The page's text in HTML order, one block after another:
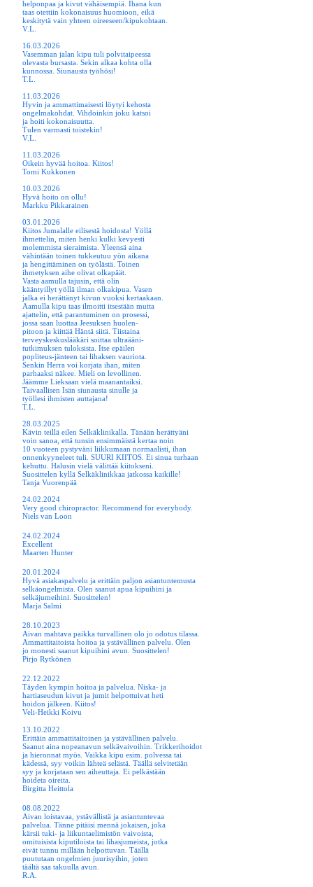
helponpaa ja kivut vähäisempiä. Ihana kun
taas otettiin kokonaisuus huomioon, eikä
keskitytä vain yhteen oireeseen/kipukohtaan.
V.L.
16.03.2026
Vasemman jalan kipu tuli polvitaipeessa
olevasta bursasta. Sekin alkaa kohta olla
kunnossa. Siunausta työhösi!
T.L.
11.03.2026
Hyvin ja ammattimaisesti löytyi kehosta
ongelmakohdat. Vihdoinkin joku katsoi
ja hoiti kokonaisuutta.
Tulen varmasti toistekin!
V.L.
11.03.2026
Oikein hyvää hoitoa. Kiitos!
Tomi Kukkonen
10.03.2026
Hyvä hoito on ollu!
Markku Pikkarainen
03.01.2026
Kiitos Jumalalle eilisestä hoidosta! Yöllä
ihmettelin, miten henki kulki kevyesti
molemmista sieraimista. Yleensä aina
vähintään toinen tukkeutuu yön aikana
ja hengittäminen on työlästä. Toinen
ihmetyksen aihe olivat olkapäät.
Vasta aamulla tajusin, että olin
kääntyillyt yöllä ilman olkakipua. Vasen
jalka ei herättänyt kivun vuoksi kertaakaan.
Aamulla kipu taas ilmoitti itsestään mutta
ajattelin, että parantuminen on prosessi,
jossa saan luottaa Jeesuksen huolen-
pitoon ja kiittää Häntä siitä. Tiistaina
terveyskeskuslääkäri soittaa ultraääni-
tutkimuksen tuloksista. Itse epäilen
popliteus-jänteen tai lihaksen vauriota.
Senkin Herra voi korjata ihan, miten
parhaaksi näkee. Mieli on levollinen.
Jäämme Lieksaan vielä maanantaiksi.
Taivaallisen Isän siunausta sinulle ja
työllesi ihmisten auttajana!
T.L.
28.03.2025
Kävin teillä eilen Selkäklinikalla. Tänään herättyäni
voin sanoa, että tunsin ensimmäistä kertaa noin
10 vuoteen pystyväni liikkumaan normaalisti, ihan
onnenkyyneleet tuli. SUURI KIITOS. Ei sinua turhaan
kehuttu. Halusin vielä välittää kiitokseni.
Suosittelen kyllä Selkäklinikkaa jatkossa kaikille!
Tanja Vuorenpää
24.02.2024
Very good chiropractor. Recommend for everybody.
Niels van Loon
24.02.2024
Excellent
Maarten Hunter
20.01.2024
Hyvä asiakaspalvelu ja erittäin paljon asiantuntemusta
selkäongelmista. Olen saanut apua kipuihini ja
selkäjumeihini. Suosittelen!
Marja Salmi
28.10.2023
Aivan mahtava paikka turvallinen olo jo odotus tilassa.
Ammattitaitoista hoitoa ja ystävällinen palvelu. Olen
jo monesti saanut kipuihini avun. Suosittelen!
Pirjo Rytkönen
22.12.2022
Täyden kympin hoitoa ja palvelua. Niska- ja
hartiaseudun kivut ja jumit helpottuivat heti
hoidon jälkeen. Kiitos!
Veli-Heikki Koivu
13.10.2022
Erittäin ammattitaitoinen ja ystävällinen palvelu.
Saanut aina nopeanavun selkävaivoihin. Trikkerihoidot
ja hieronnat myös. Vaikka kipu esim. polvessa tai
kädessä, syy voikin lähteä selästä. Täällä selvitetään
syy ja korjataan sen aiheuttaja. Ei pelkästään
hoideta oireita.
Birgitta Heittola
08.08.2022
Aivan loistavaa, ystävällistä ja asiantuntevaa
palvelua. Tänne pitäisi mennä jokaisen, joka
kärsii tuki- ja liikuntaelimistön vaivoista,
omituisista kiputiloista tai lihasjumeista, jotka
eivät tunnu millään helpottuvan. Täällä
puututaan ongelmien juurisyihin, joten
täältä saa takuulla avun.
R.A.